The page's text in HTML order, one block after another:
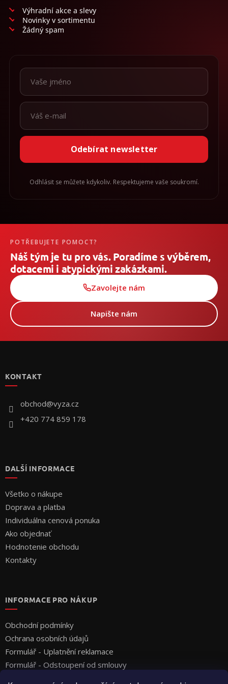
Výhradní akce a slevy
Novinky v sortimentu
Žádný spam
Odebírat newsletter
Odhlásit se můžete kdykoliv. Respektujeme vaše soukromí.
POTŘEBUJETE POMOCT?
Náš tým je tu pro vás. Poradíme s výběrem,
dotacemi i atypickými zakázkami.
Zavolejte nám
Napište nám
KONTAKT
obchod@vyza.cz
+420 774 859 178
DALŠÍ INFORMACE
Všetko o nákupe
Doprava a platba
Individuálna cenová ponuka
Ako objednať
Hodnotenie obchodu
Kontakty
INFORMACE PRO NÁKUP
Obchodní podmínky
Ochrana osobních údajů
Formulář - Uplatnění reklamace
Formulář - Odstoupení od smlouvy